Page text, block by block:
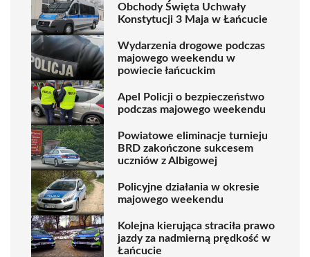
Obchody Święta Uchwały
Konstytucji 3 Maja w Łańcucie
Wydarzenia drogowe podczas
majowego weekendu w
powiecie łańcuckim
Apel Policji o bezpieczeństwo
podczas majowego weekendu
Powiatowe eliminacje turnieju
BRD zakończone sukcesem
uczniów z Albigowej
Policyjne działania w okresie
majowego weekendu
Kolejna kierująca straciła prawo
jazdy za nadmierną prędkość w
Łańcucie